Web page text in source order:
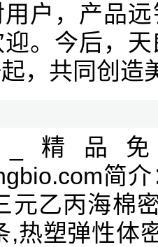
户，产品
。今后，
，共同创造
_精品
简
元乙丙海棉
,热塑弹性体